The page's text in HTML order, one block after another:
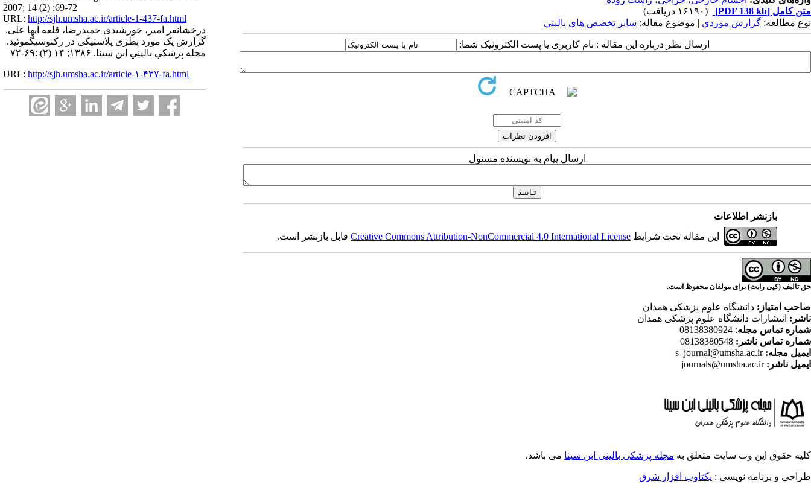
2007; 14 (2) :69-72
URL: http://sjh.umsha.ac.ir/article-1-437-fa.html
درخشانفر امیر، خورشیدی حمیدرضا، قلعه ایها علی.
گزارش یک مورد بطری پلاستیکی در رکتوسیگموئید.
مجله پزشكي باليني ابن سينا. ۱۳۸۶; ۱۴ (۲) :۶۹-۷۲
URL: http://sjh.umsha.ac.ir/article-۱-۴۳۷-fa.html
متن کامل [PDF 138 kb]
(۱۶۱۹۰ دریافت)
نوع مطالعه: گزارش موردي | موضوع مقاله: سایر تخصص هاي باليني
ارسال نظر درباره این مقاله : نام کاربری یا پست الکترونیک شما:
ارسال پیام به نویسنده مسئول
بازنشر اطلاعات
این مقاله تحت شرایط Creative Commons Attribution-NonCommercial 4.0 International Licenseقابل بازنشر است.
حق تالیف (کپی رایت) برای مولفان محفوظ است.
صاحب امتیاز: دانشگاه علوم پزشکی همدان
ناشر: انتشارات دانشگاه علوم پزشکی همدان
شماره تماس مجله: 08138380924
شماره تماس ناشر:
ایمیل مجله: s_journal@umsha.ac.ir
ایمیل ناشر: journals@umsha.ac.ir
کلیه حقوق این وب سایت متعلق به مجله پزشکی بالینی ابن سینا می باشد.
طراحی و برنامه نویسی : یکتاوب افزار شرق